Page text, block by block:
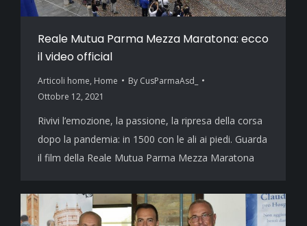
Reale Mutua Parma Mezza Maratona: ecco
il video official
Articoli home, Home By CusParmaAsd_
Ottobre 12, 2021
Rivivi l’emozione, la passione, la ripresa della corsa
dopo la pandemia: in 1500 con le ali ai piedi. Guarda
il film della Reale Mutua Parma Mezza Maratona